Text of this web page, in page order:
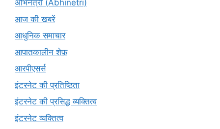
अभिनेत्री (Abhinetri)
आज की खबरें
आधुनिक समाचार
आपातकालीन शेफ़
आरपीएसर्स
इंटरनेट की प्रतिष्ठिता
इंटरनेट की प्रसिद्ध व्यक्तित्व
इंटरनेट व्यक्तित्व